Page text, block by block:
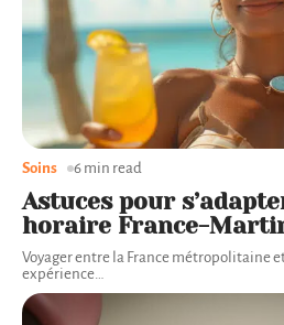
Astuces pour
horaire France-
Voyager entre la France métropolitaine
expérience…
Soins 6 min read